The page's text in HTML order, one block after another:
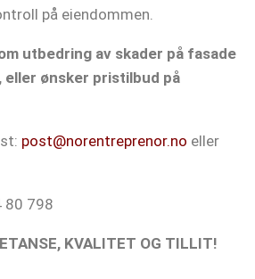
på eiendommen.
utbedring av skader på fasade
eller ønsker pristilbud på
post@norentreprenor.no eller
80 798
KVALITET OG TILLIT!